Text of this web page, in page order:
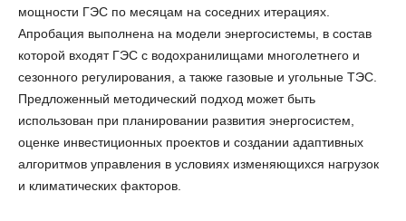
мощности ГЭС по месяцам на соседних итерациях.
Апробация выполнена на модели энергосистемы, в состав
которой входят ГЭС с водохранилищами многолетнего и
сезонного регулирования, а также газовые и угольные ТЭС.
Предложенный методический подход может быть
использован при планировании развития энергосистем,
оценке инвестиционных проектов и создании адаптивных
алгоритмов управления в условиях изменяющихся нагрузок
и климатических факторов.